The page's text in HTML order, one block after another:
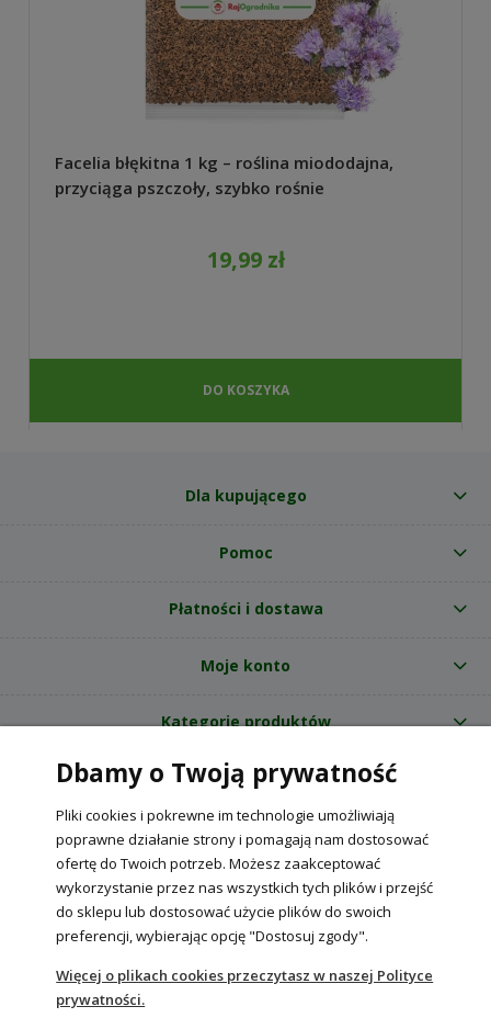
Facelia błękitna 1 kg – roślina miododajna,
przyciąga pszczoły, szybko rośnie
19,99 zł
DO KOSZYKA
Dla kupującego
Pomoc
Płatności i dostawa
Moje konto
Kategorie produktów
O nas
Internetowy sklep ogrodniczy z nasionami RajOgrodnika.pl
NIP: 6090037061, REGON: 260240470 | Czarnca, ul. Tęczowa 31, 29-100
Włoszczowa
POKAŻ PEŁNĄ WERSJĘ STRONY
Sklep internetowy Shoper Premium
Dbamy o Twoją prywatność
Pliki cookies i pokrewne im technologie umożliwiają
poprawne działanie strony i pomagają nam dostosować
ofertę do Twoich potrzeb. Możesz zaakceptować
wykorzystanie przez nas wszystkich tych plików i przejść
do sklepu lub dostosować użycie plików do swoich
preferencji, wybierając opcję "Dostosuj zgody".
Więcej o plikach cookies przeczytasz w naszej Polityce
prywatności.